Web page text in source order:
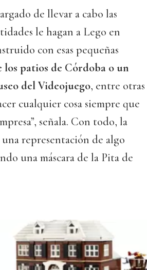
de llevar a cabo las
le hagan a Lego en
con esas pequeñas
los patios de Córdoba o un
del Videojuego, entre otras
cualquier cosa siempre que
señala. Con todo, la
representación de algo
una máscara de la Pita de